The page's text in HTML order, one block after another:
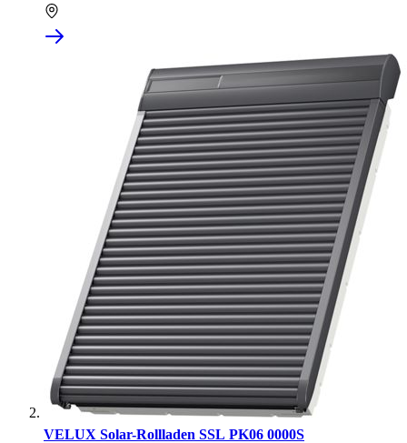
VELUX Solar-Rollladen SSL PK06 0000S